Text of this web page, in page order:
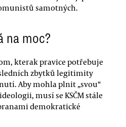
samotných.
na moc?
kterak pravice potřebuje
zbytků legitimity
Aby mohla plnit „svou“
musí se KSČM stále
demokratické